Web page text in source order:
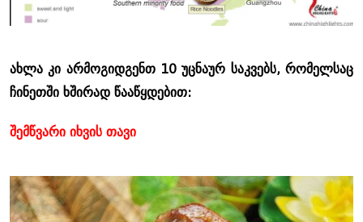
ახლა კი არმოგიდგენთ 10 უცნაურ საკვებს, რომელსაც
ჩინეთში ხშირად წააწყდებით:
შემწვარი იხვის თავი